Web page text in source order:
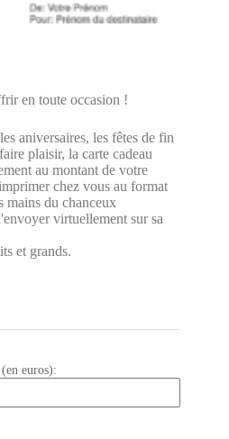
en toute occasion !
aniversaires, les fêtes de fin
plaisir, la carte cadeau
au montant de votre
chez vous au format
mains du chanceux
virtuellement sur sa
et grands.
euros):